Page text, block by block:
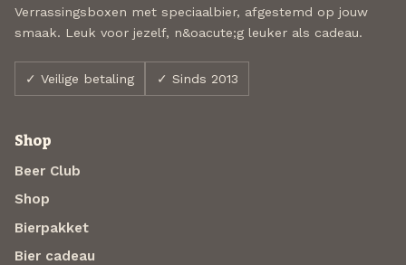
Verrassingsboxen met speciaalbier, afgestemd op jouw
smaak. Leuk voor jezelf, n&oacute;g leuker als cadeau.
✓ Veilige betaling ✓ Sinds 2013
Shop
Beer Club
Shop
Bierpakket
Bier cadeau